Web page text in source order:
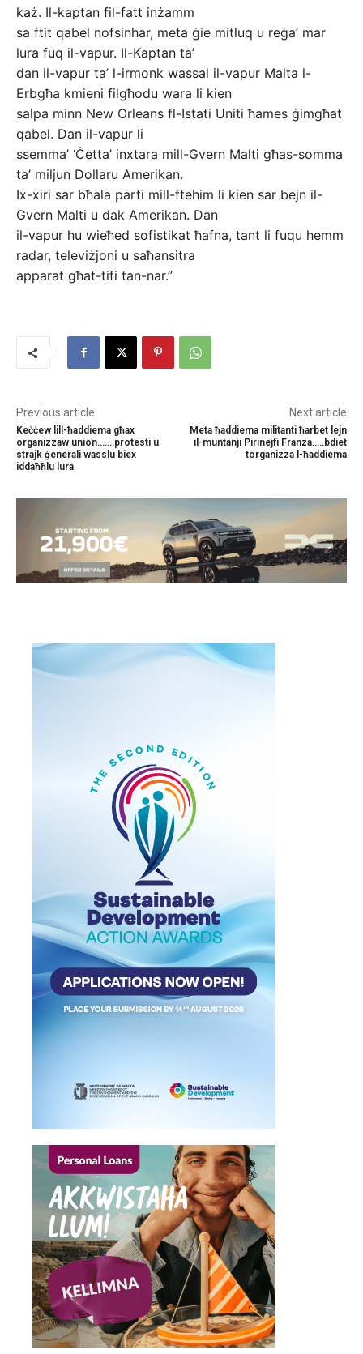
każ. Il-kaptan fil-fatt inżamm
sa ftit qabel nofsinhar, meta ġie mitluq u reġa’ mar
lura fuq il-vapur. Il-Kaptan ta’
dan il-vapur ta’ l-irmonk wassal il-vapur Malta l-
Erbgħa kmieni filgħodu wara li kien
salpa minn New Orleans fl-Istati Uniti ħames ġimgħat
qabel. Dan il-vapur li
ssemma’ ‘Ċetta’ inxtara mill-Gvern Malti għas-somma
ta’ miljun Dollaru Amerikan.
Ix-xiri sar bħala parti mill-ftehim li kien sar bejn il-
Gvern Malti u dak Amerikan. Dan
il-vapur hu wieħed sofistikat ħafna, tant li fuqu hemm
radar, televiżjoni u saħansitra
apparat għat-tifi tan-nar.”
Previous article
Keċċew lill-ħaddiema għax
organizzaw union….…protesti u
strajk ġenerali wasslu biex
iddaħħlu lura
Next article
Meta ħaddiema militanti ħarbet lejn
il-muntanji Pirinejfi Franza…..bdiet
torganizza l-ħaddiema